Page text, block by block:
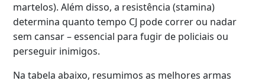
martelos). Além disso, a resistência (stamina)
determina quanto tempo CJ pode correr ou nadar
sem cansar – essencial para fugir de policiais ou
perseguir inimigos.
Na tabela abaixo, resumimos as melhores armas